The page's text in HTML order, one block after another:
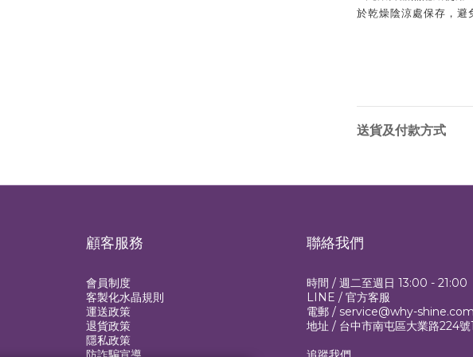
於乾燥陰涼處保存，避
送貨及付款方式
顧客服務
會員制度
客製化水晶規則
運送政策
退貨政策
隱私政策
聯絡我們
時間 / 週二至週日 13:00 - 21:00
LINE / 官方客服
電郵 / service@why-shine.com
地址 / 台中市南屯區大業路224號